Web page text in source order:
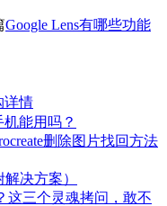
Google Lens有哪些功能
详情
机能用吗？
删除图片找回方法
决方案）
这三个灵魂拷问，敢不